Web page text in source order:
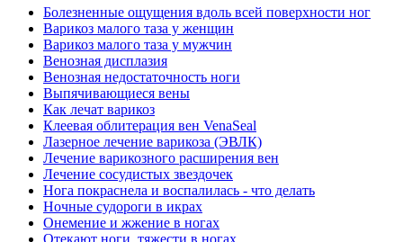
Болезненные ощущения вдоль всей поверхности ног
Варикоз малого таза у женщин
Варикоз малого таза у мужчин
Венозная дисплазия
Венозная недостаточность ноги
Выпячивающиеся вены
Как лечат варикоз
Клеевая облитерация вен VenaSeal
Лазерное лечение варикоза (ЭВЛК)
Лечение варикозного расширения вен
Лечение сосудистых звездочек
Нога покраснела и воспалилась - что делать
Ночные судороги в икрах
Онемение и жжение в ногах
Отекают ноги, тяжести в ногах